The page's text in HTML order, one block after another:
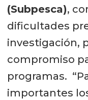
(Subpesca),
dificultades
investigación,
compromiso
programas.
importantes